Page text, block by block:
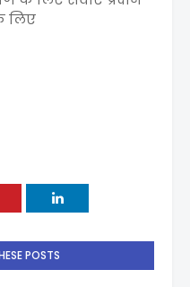
लिए
POSTS